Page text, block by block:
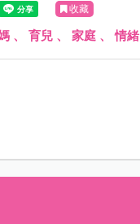
收藏
、 育兒 、 家庭 、情緒